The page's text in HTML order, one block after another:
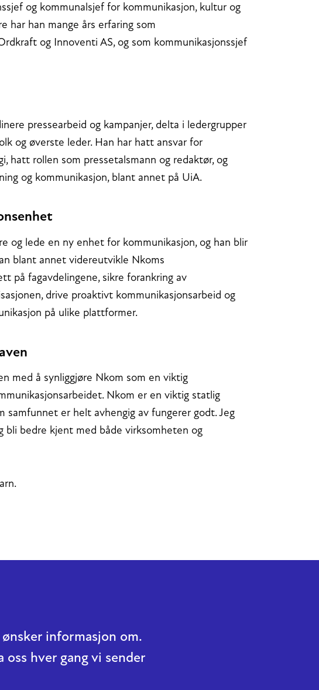
og kommunalsjef for kommunikasjon, kultur og
har han mange års erfaring som
og Innoventi AS, og som kommunikasjonssjef
pressearbeid og kampanjer, delta i ledergrupper
og øverste leder. Han har hatt ansvar for
hatt rollen som pressetalsmann og redaktør, og
og kommunikasjon, blant annet på UiA.
og lede en ny enhet for kommunikasjon, og han blir
blant annet videreutvikle Nkoms
på fagavdelingene, sikre forankring av
drive proaktivt kommunikasjonsarbeid og
på ulike plattformer.
med å synliggjøre Nkom som en viktig
Nkom er en viktig statlig
samfunnet er helt avhengig av fungerer godt. Jeg
bli bedre kjent med både virksomheten og
informasjon om.
hver gang vi sender